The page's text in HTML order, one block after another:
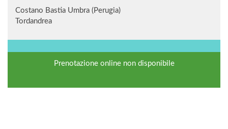
Costano Bastia Umbra (Perugia)
Tordandrea
Prenotazione online non disponibile